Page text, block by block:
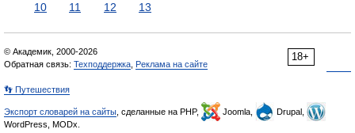
10
11 12 13
18+
© Академик, 2000-2026
Обратная связь: Техподдержка Реклама на сайте
👣 Путешествия
Экспорт словарей на сайты , сделанные на PHP, Joomla,
Drupal,
WordPress, MODx.